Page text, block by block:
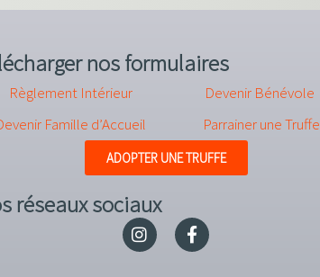
nos formulaires
Règlement Intérieur
Famille d’Accueil
Devenir Bénévole
Parrainer une Truffe
ADOPTER UNE TRUFFE
réseaux sociaux